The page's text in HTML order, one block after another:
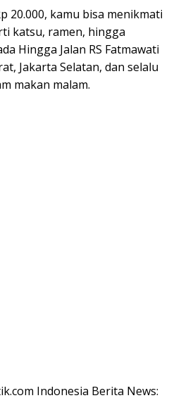
20.000, kamu bisa menikmati
katsu, ramen, hingga
Hingga Jalan RS Fatmawati
Jakarta Selatan, dan selalu
makan malam.
Indonesia Berita News: